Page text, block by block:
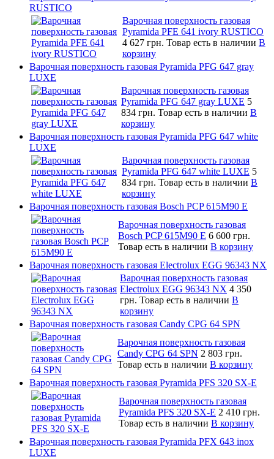
RUSTICO
Варочная поверхность газовая
Pyramida PFE 641 ivory RUSTICO
4 627 грн. Товар есть в наличии В
корзину
Варочная поверхность газовая Pyramida PFG 647 gray
LUXE
Варочная поверхность газовая
Pyramida PFG 647 gray LUXE 5
834 грн. Товар есть в наличии В
корзину
Варочная поверхность газовая Pyramida PFG 647 white
LUXE
Варочная поверхность газовая
Pyramida PFG 647 white LUXE 5
834 грн. Товар есть в наличии В
корзину
Варочная поверхность газовая Bosch PCP 615M90 E
Варочная поверхность газовая
Bosch PCP 615M90 E 6 600 грн.
Товар есть в наличии В корзину
Варочная поверхность газовая Electrolux EGG 96343 NX
Варочная поверхность газовая
Electrolux EGG 96343 NX 4 350
грн. Товар есть в наличии В
корзину
Варочная поверхность газовая Candy CPG 64 SPN
Варочная поверхность газовая
Candy CPG 64 SPN 2 803 грн.
Товар есть в наличии В корзину
Варочная поверхность газовая Pyramida PFS 320 SX-E
Варочная поверхность газовая
Pyramida PFS 320 SX-E 2 410 грн.
Товар есть в наличии В корзину
Варочная поверхность газовая Pyramida PFX 643 inox
LUXE